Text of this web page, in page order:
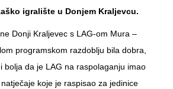
igralište u Donjem Kraljevcu.
Donji Kraljevec s LAG-om Mura –
programskom razdoblju bila dobra,
bolja da je LAG na raspolaganju imao
koje je raspisao za jedinice